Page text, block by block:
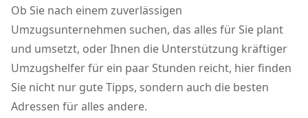
Ob Sie nach einem zuverlässigen
Umzugsunternehmen suchen, das alles für Sie plant
und umsetzt, oder Ihnen die Unterstützung kräftiger
Umzugshelfer für ein paar Stunden reicht, hier finden
Sie nicht nur gute Tipps, sondern auch die besten
Adressen für alles andere.